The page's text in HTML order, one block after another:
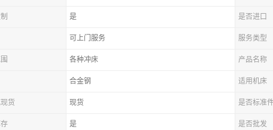
是 是否进口
可上门服务 服务类型
各种冲床 产品名称
合金钢 适用机床
货 现货 是否标准
是 是否批发